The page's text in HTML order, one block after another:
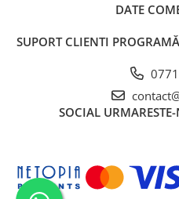
DATE
SUPORT CLIENTI
SOCIAL